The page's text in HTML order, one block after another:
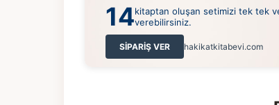
14kitaptan oluşan setimizi tek tek
verebilirsiniz.
SİPARİŞ VER hakikatkitabevi.com